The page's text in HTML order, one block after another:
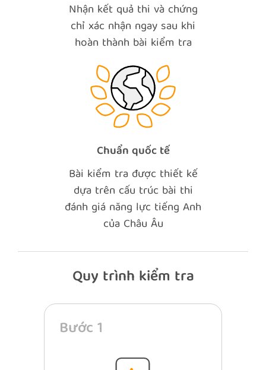
Nhận kết quả thi và chứng
chỉ xác nhận ngay sau khi
hoàn thành bài kiểm tra
Chuẩn quốc tế
Bài kiểm tra được thiết kế
dựa trên cấu trúc bài thi
đánh giá năng lực tiếng Anh
của Châu Âu
Quy trình kiểm tra
Bước 1